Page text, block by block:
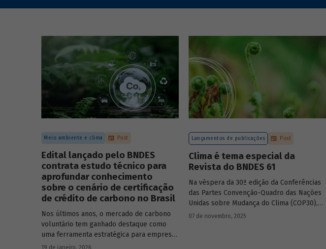
Meio ambiente e clima Post
Edital lançado pelo BNDES
contrata estudo técnico para
aprofundar conhecimento
sobre o cenário de certificação
de crédito de carbono no Brasil
Nos últimos anos, o mercado de carbono
voluntário tem ganhado destaque como
uma ferramenta estratégica para empresas
que buscam reduzir sua pegada de
19 de janeiro, 2026
Lançamentos de publicações Post
Clima é tema especial da
Revista do BNDES 61
Na véspera da 30ª edição da Conferências
das Partes Convenção-Quadro das Nações
Unidas sobre Mudança do Clima (COP30),
em Belém, o BNDES lança a edição 61 da
07 de novembro, 2025